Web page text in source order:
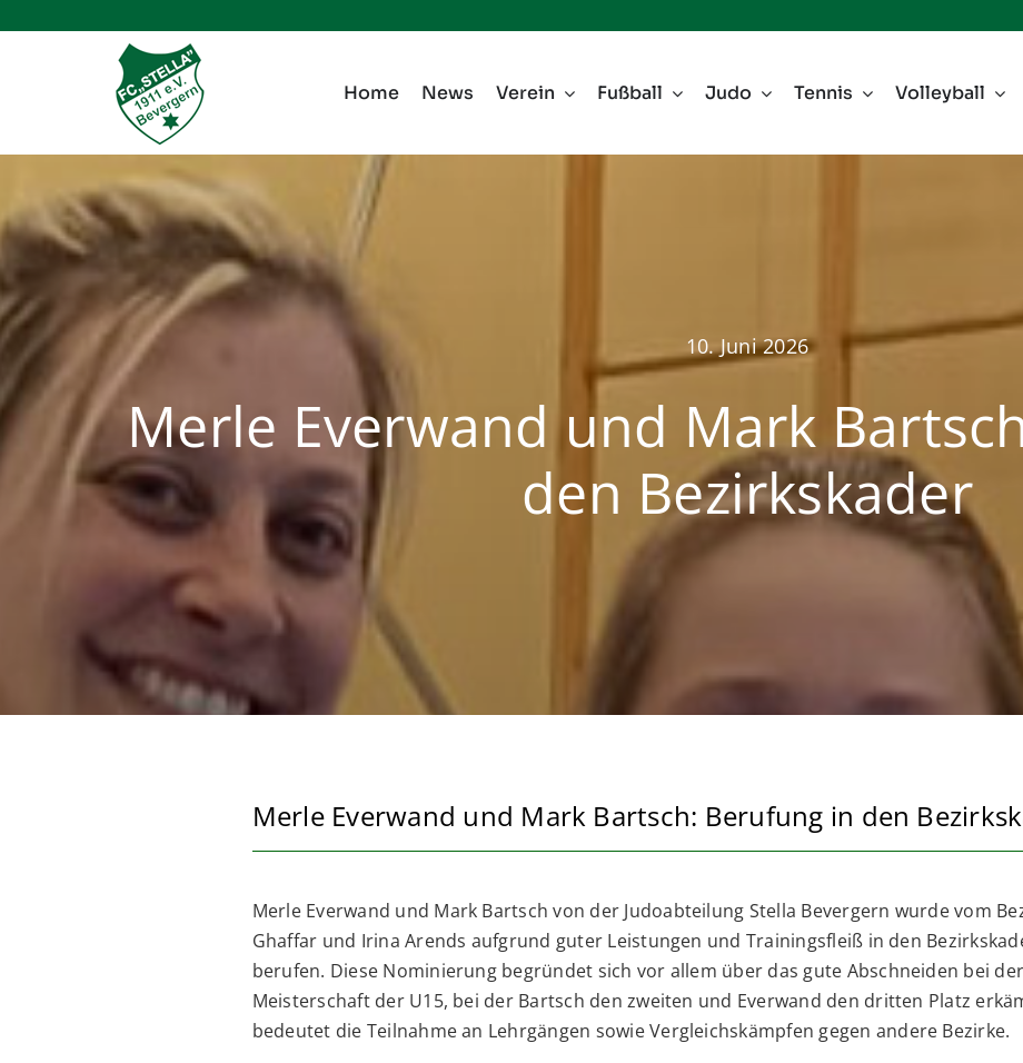
Home News Verein Fußball Judo Tennis Volleyball
10. Juni 2026
Merle Everwand und Mark
den Bezirkskader
Merle Everwand und Mark Bartsch: Berufung in den
Merle Everwand und Mark Bartsch von der Judoabteilung Stella Bevergern wurde vom
Ghaffar und Irina Arends aufgrund guter Leistungen und Trainingsfleiß in den
berufen. Diese Nominierung begründet sich vor allem über das gute Abschneiden bei
Meisterschaft der U15, bei der Bartsch den zweiten und Everwand den dritten Platz
bedeutet die Teilnahme an Lehrgängen sowie Vergleichskämpfen gegen andere Bezirke.